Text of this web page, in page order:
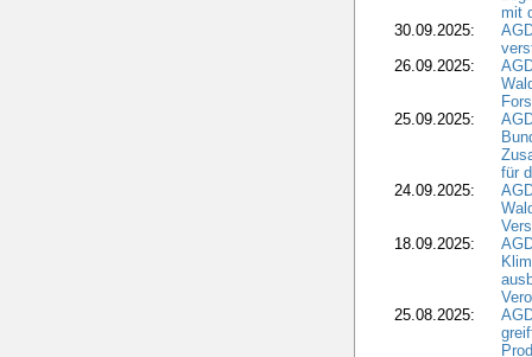
mit
30.09.2025:
26.09.2025:
25.09.2025:
für
24.09.2025:
18.09.2025:
25.08.2025: